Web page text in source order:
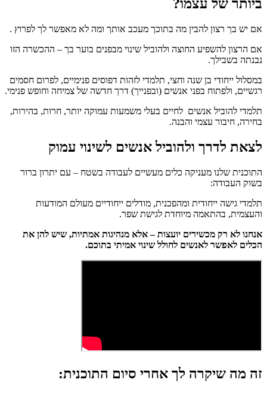
ביותר של עצמו?
אם יש בך רצון להבין מה בתוכך מעכב אותך ומה לא מאפשר לך לפרוץ .
אם הרצון להשפיע החוצה ולהוביל שינוי מבפנים בוער בך – ההכשרה הזו
נבנתה בשבילך.
במסלול ייחודי בן שנה וחצי, תלמדי לזהות דפוסים פנימיים, לפרום חסמים
רגשיים, ולפתוח בפני אנשים (ובפנייך) דרך חדשה של צמיחה וחופש פנימי.
תלמדי להוביל אנשים לחיים בעלי משמעות עמוקה יותר, חרות, בהירות,
בחירה, חיבור עצמי והבנה.
לצאת לדרך ולהוביל אנשים לשינוי עמוק
התוכנית שלנו מעניקה כלים מעשיים לעבודה בשטח – עם יתרון ברור
בשוק העבודה:
תלמדי גישה ייחודית ומהפכנית, מודלים ייחודיים מעולם המודעות
והעצמית, בהתאמה מיוחדת לגישת שפר.
אנחנו לא רק מכשירים יועצות – אלא מנהיגות אמתיות, שיש להן את
הכלים לאפשר לאנשים לחולל שינוי אמיתי בתוכם.
זה מה שיקרה לך אחרי סיום התוכנית: